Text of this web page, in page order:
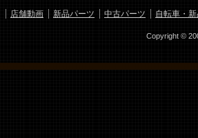
店舗動画 新品パーツ 中古パーツ 自転車・
Copyright ©